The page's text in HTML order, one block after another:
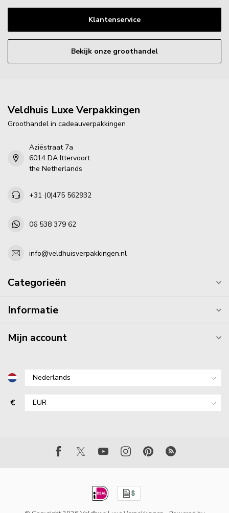
Klantenservice
Bekijk onze groothandel
Veldhuis Luxe Verpakkingen
Groothandel in cadeauverpakkingen
Aziëstraat 7a
6014 DA Ittervoort
the Netherlands
+31 (0)475 562932
06 538 379 62
info@veldhuisverpakkingen.nl
Categorieën
Informatie
Mijn account
€